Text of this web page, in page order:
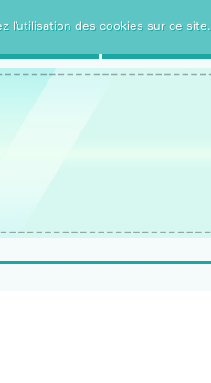
l’utilisation des cookies sur ce site.